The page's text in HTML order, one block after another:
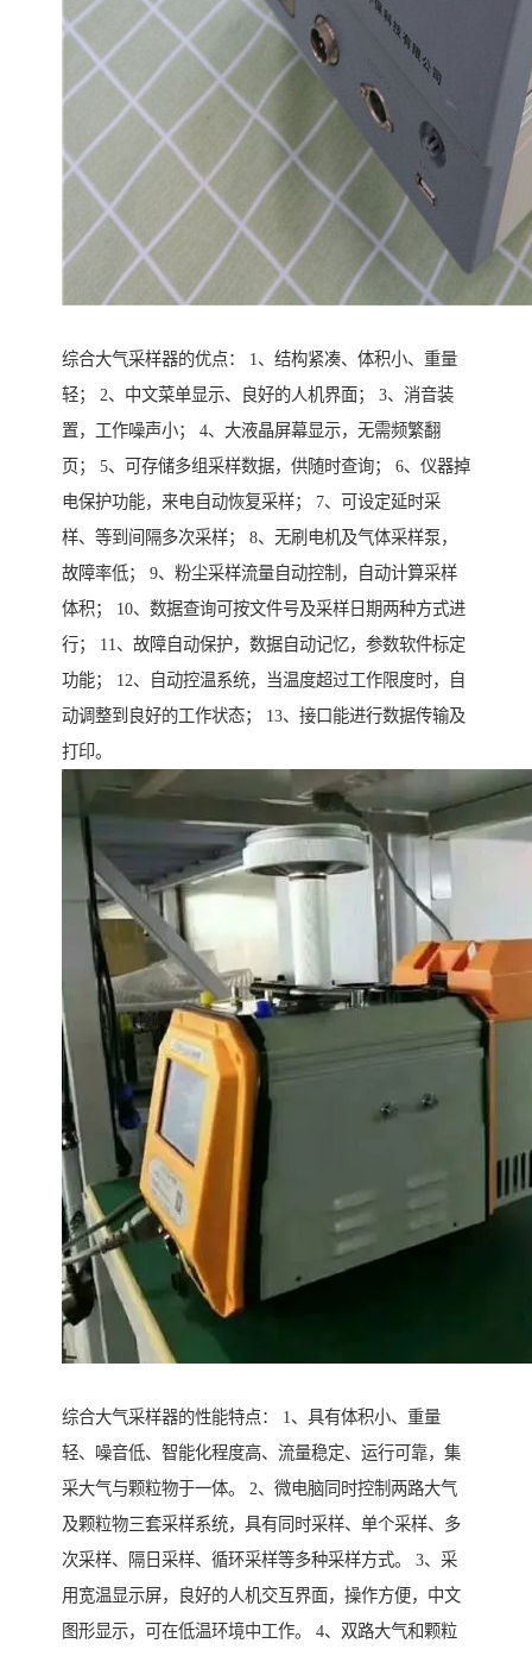
综合大气采样器的优点： 1、结构紧凑、体积小、重量
轻； 2、中文菜单显示、良好的人机界面； 3、消音装
置，工作噪声小； 4、大液晶屏幕显示，无需频繁翻
页； 5、可存储多组采样数据，供随时查询； 6、仪器掉
电保护功能，来电自动恢复采样； 7、可设定延时采
样、等到间隔多次采样； 8、无刷电机及气体采样泵，
故障率低； 9、粉尘采样流量自动控制，自动计算采样
体积； 10、数据查询可按文件号及采样日期两种方式进
行； 11、故障自动保护，数据自动记忆，参数软件标定
功能； 12、自动控温系统，当温度超过工作限度时，自
动调整到良好的工作状态； 13、接口能进行数据传输及
打印。
综合大气采样器的性能特点： 1、具有体积小、重量
轻、噪音低、智能化程度高、流量稳定、运行可靠，集
采大气与颗粒物于一体。 2、微电脑同时控制两路大气
及颗粒物三套采样系统，具有同时采样、单个采样、多
次采样、隔日采样、循环采样等多种采样方式。 3、采
用宽温显示屏，良好的人机交互界面，操作方便，中文
图形显示，可在低温环境中工作。 4、双路大气和颗粒